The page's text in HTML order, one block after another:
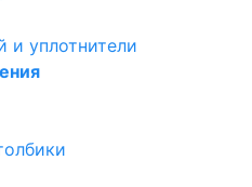
и уплотнители